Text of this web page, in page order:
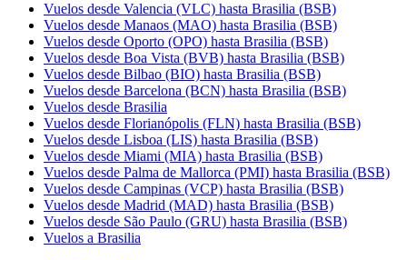
Vuelos desde Valencia (VLC) hasta Brasilia (BSB)
Vuelos desde Manaos (MAO) hasta Brasilia (BSB)
Vuelos desde Oporto (OPO) hasta Brasilia (BSB)
Vuelos desde Boa Vista (BVB) hasta Brasilia (BSB)
Vuelos desde Bilbao (BIO) hasta Brasilia (BSB)
Vuelos desde Barcelona (BCN) hasta Brasilia (BSB)
Vuelos desde Brasilia
Vuelos desde Florianópolis (FLN) hasta Brasilia (BSB)
Vuelos desde Lisboa (LIS) hasta Brasilia (BSB)
Vuelos desde Miami (MIA) hasta Brasilia (BSB)
Vuelos desde Palma de Mallorca (PMI) hasta Brasilia (BSB)
Vuelos desde Campinas (VCP) hasta Brasilia (BSB)
Vuelos desde Madrid (MAD) hasta Brasilia (BSB)
Vuelos desde São Paulo (GRU) hasta Brasilia (BSB)
Vuelos a Brasilia